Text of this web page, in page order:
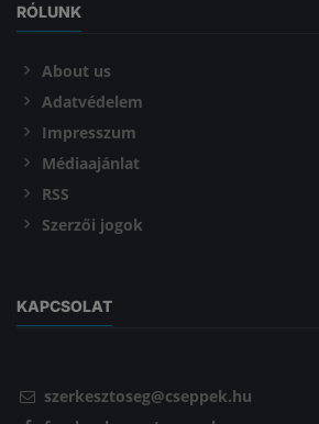
RÓLUNK
About us
Adatvédelem
Impresszum
Médiaajánlat
RSS
Szerzői jogok
KAPCSOLAT
szerkesztoseg@cseppek.hu